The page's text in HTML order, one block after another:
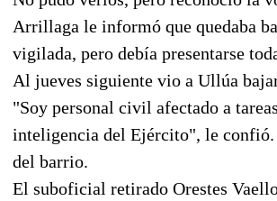
Arrillaga le informó que quedaba
vigilada, pero debía presentarse
Al jueves siguiente vio a Ullúa
"Soy personal civil afectado a
inteligencia del Ejército", le confió.
del barrio.
El suboficial retirado Orestes